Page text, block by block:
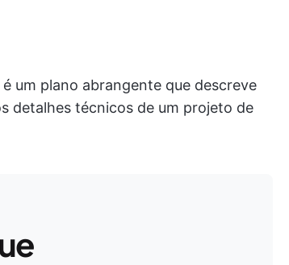
um plano abrangente que descreve
detalhes técnicos de um projeto de